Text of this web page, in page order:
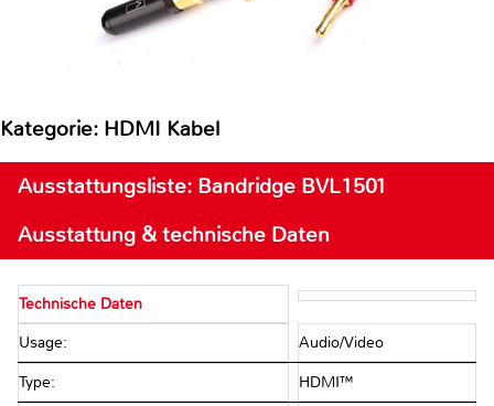
Kategorie: HDMI Kabel
Ausstattungsliste: Bandridge BVL1501
Ausstattung & technische Daten
Technische Daten
Usage: Audio/Video
Type: HDMI™